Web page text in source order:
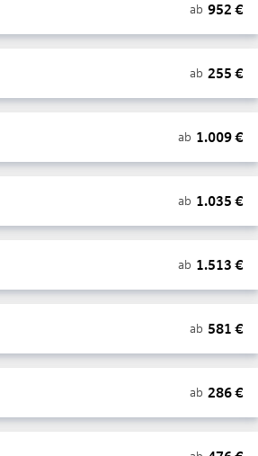
ab 952 €
ab 255 €
ab 1.009€
ab 1.035 €
ab 1.513 €
ab 581 €
ab 286€